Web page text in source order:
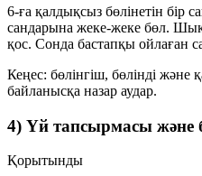
6-ға қалдықсыз бөлінетін бір
сандарына жеке-жеке бөл.
қос. Сонда бастапқы ойлаған
Кеңес: бөлінгіш, бөлінді және
байланысқа назар аудар.
4) Үй тапсырмасы және
Қорытынды